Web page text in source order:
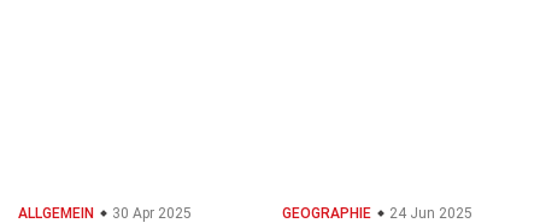
ALLGEMEIN 30 Apr 2025 GEOGRAPHIE 24 Jun 2025